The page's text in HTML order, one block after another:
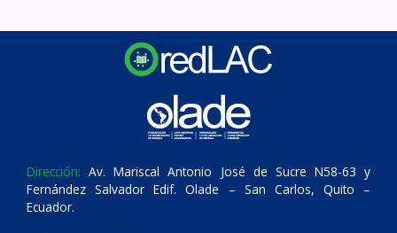
Dirección: Av. Mariscal Antonio José de Sucre N58-63 y
Fernández Salvador Edif. Olade – San Carlos, Quito –
Ecuador.